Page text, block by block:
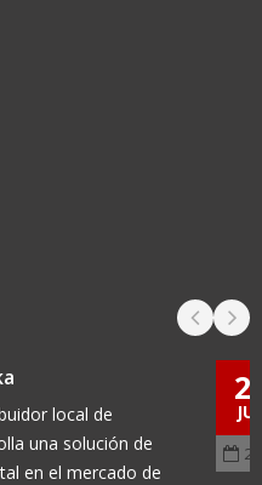
local de
una solución de
en el mercado de